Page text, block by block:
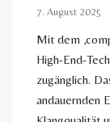
7. August 2025
Mit dem
High-End-
zugänglich.
andauernden